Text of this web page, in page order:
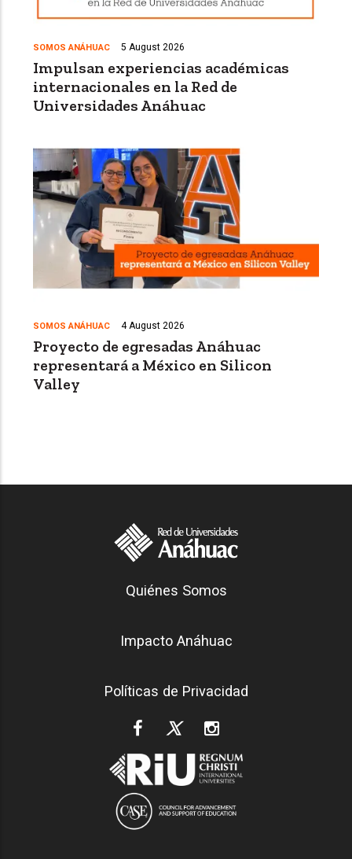
SOMOS ANÁHUAC 5 August 2026
Impulsan experiencias académicas
internacionales en la Red de
Universidades Anáhuac
SOMOS ANÁHUAC 4 August 2026
Proyecto de egresadas Anáhuac
representará a México en Silicon
Valley
Generación Anáhuac
Quiénes Somos
Impacto Anáhuac
Políticas de Privacidad